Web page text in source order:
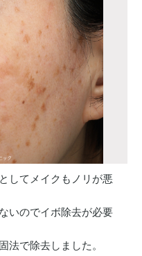
してメイクもノリが悪
いのでイボ除去が必要
法で除去しました。